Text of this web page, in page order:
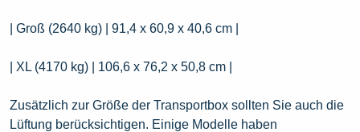
| Groß (2640 kg) | 91,4 x 60,9 x 40,6 cm |
| XL (4170 kg) | 106,6 x 76,2 x 50,8 cm |
Zusätzlich zur Größe der Transportbox sollten Sie auch die
Lüftung berücksichtigen. Einige Modelle haben